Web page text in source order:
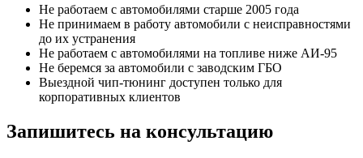
Не работаем с автомобилями старше 2005 года
Не принимаем в работу автомобили с неисправностями
до их устранения
Не работаем с автомобилями на топливе ниже АИ-95
Не беремся за автомобили с заводским ГБО
Выездной чип-тюнинг доступен только для
корпоративных клиентов
Запишитесь на консультацию